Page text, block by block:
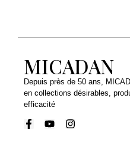
MICADAN
Depuis près de 50 ans,
en collections désirables,
efficacité